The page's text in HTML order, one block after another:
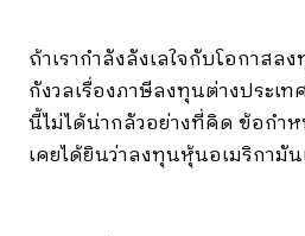
ถ้าเรากำลังลังเลใจกับโอกาสล
กังวลเรื่องภาษีลงทุนต่างประเท
นี้ไม่ได้น่ากลัวอย่างที่คิด ข้อกำห
เคยได้ยินว่าลงทุนหุ้นอเมริกามั